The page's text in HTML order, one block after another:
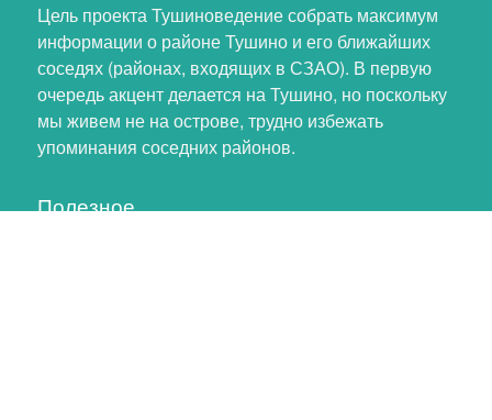
Цель проекта Тушиноведение собрать максимум
информации о районе Тушино и его ближайших
соседях (районах, входящих в СЗАО). В первую
очередь акцент делается на Тушино, но поскольку
мы живем не на острове, трудно избежать
упоминания соседних районов.
Полезное